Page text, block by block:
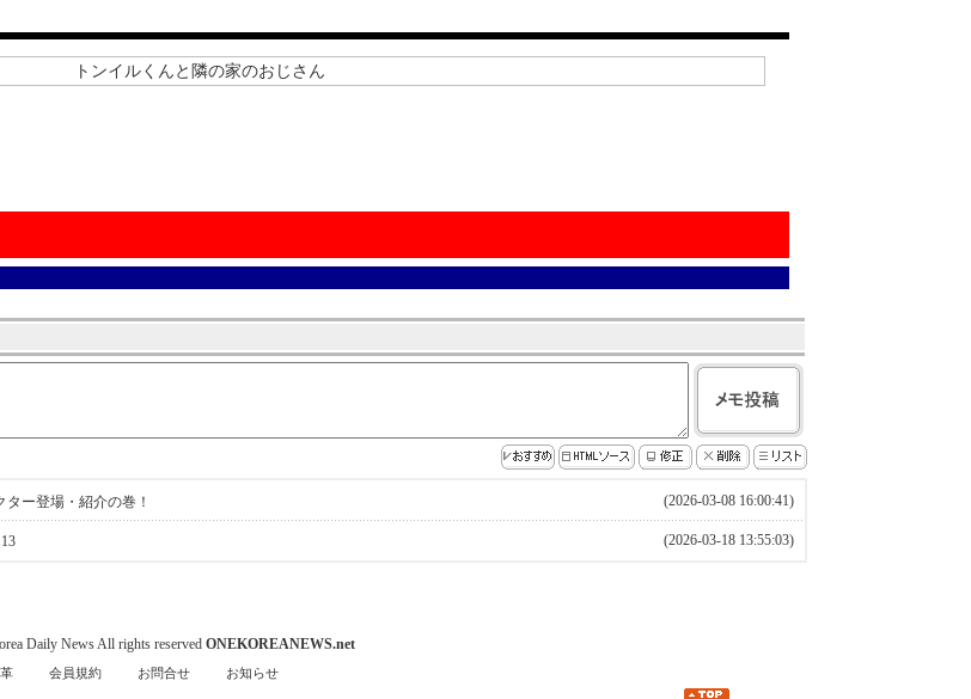
ー登場・紹介の巻！ (2026-03-08 16:00:41)
(2026-03-18 13:55:03)
Daily News All rights reserved ONEKOREANEWS.net
会員規約 お問合せ お知らせ